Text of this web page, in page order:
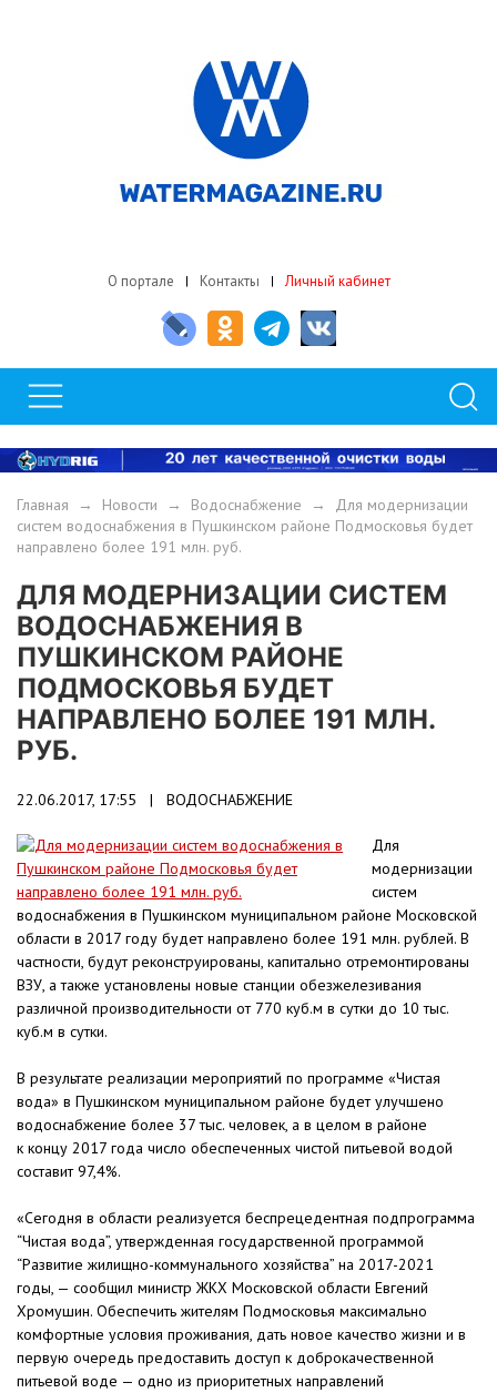
О портале Контакты Личный кабинет
Главная → Новости → Водоснабжение → Для модернизации
систем водоснабжения в Пушкинском районе Подмосковья будет
направлено более 191 млн. руб.
ДЛЯ МОДЕРНИЗАЦИИ СИСТЕМ
ВОДОСНАБЖЕНИЯ В
ПУШКИНСКОМ РАЙОНЕ
ПОДМОСКОВЬЯ БУДЕТ
НАПРАВЛЕНО БОЛЕЕ 191 МЛН.
РУБ.
22.06.2017, 17:55 | ВОДОСНАБЖЕНИЕ
Для
модернизации
систем
водоснабжения в Пушкинском муниципальном районе Московской
области в 2017 году будет направлено более 191 млн. рублей. В
частности, будут реконструированы, капитально отремонтированы
ВЗУ, а также установлены новые станции обезжелезивания
различной производительности от 770 куб.м в сутки до 10 тыс.
куб.м в сутки.
В результате реализации мероприятий по программе «Чистая
вода» в Пушкинском муниципальном районе будет улучшено
водоснабжение более 37 тыс. человек, а в целом в районе
к концу 2017 года число обеспеченных чистой питьевой водой
составит 97,4%.
«Сегодня в области реализуется беспрецедентная подпрограмма
“Чистая вода”, утвержденная государственной программой
“Развитие жилищно-коммунального хозяйства” на 2017-2021
годы, — сообщил министр ЖКХ Московской области Евгений
Хромушин. Обеспечить жителям Подмосковья максимально
комфортные условия проживания, дать новое качество жизни и в
первую очередь предоставить доступ к доброкачественной
питьевой воде — одно из приоритетных направлений